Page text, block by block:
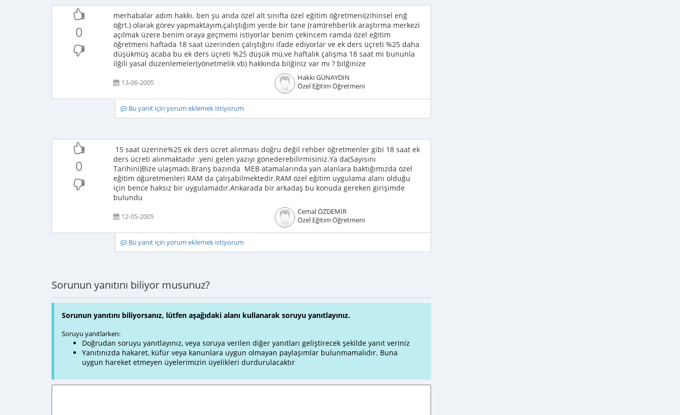
0
merhabalar adım hakkı. ben şu anda özel alt sınıfta özel eğitim öğretmeni(zihinsel enğ
öğrt.) olarak görev yapmaktayım,çalıştığım yerde bir tane (ram)rehberlik araştırma merkezi
açılmak üzere benim oraya geçmemi istiyorlar benim çekincem ramda özel eğitim
öğretmeni haftada 18 saat üzerinden çalıştığını ifade ediyorlar ve ek ders üçreti %25 daha
düşükmüş acaba bu ek ders üçreti %25 düşük mü,ve haftalık çalışma 18 saat mi bununla
ilğili yasal düzenlemeler(yönetmelik vb) hakkında bilğiniz var mı ? bilğinize
13-06-2005
Hakkı GÜNAYDIN
Özel Eğitim Öğretmeni
Bu yanıt için yorum eklemek istiyorum
0
15 saat üzerine%25 ek ders ücret alınması doğru değil rehber öğretmenler gibi 18 saat ek
ders ücreti alınmaktadır .yeni gelen yazıyı gönederebilirmisiniz.Ya da(Sayısını
Tarihini)Bize ulaşmadı.Branş bazında MEB atamalarında yan alanlara baktığımızda özel
eğitim öğüretmenleri RAM da çalışabilmektedir.RAM özel eğitim uygulama alanı olduğu
için bence haksız bir uygulamadır.Ankarada bir arkadaş bu konuda gereken girişimde
bulundu
12-05-2005
Cemal ÖZDEMİR
Özel Eğitim Öğretmeni
Bu yanıt için yorum eklemek istiyorum
Sorunun yanıtını biliyor musunuz?
Sorunun yanıtını biliyorsanız, lütfen aşağıdaki alanı kullanarak soruyu yanıtlayınız.
Soruyu yanıtlarken:
Doğrudan soruyu yanıtlayınız, veya soruya verilen diğer yanıtları geliştirecek şekilde yanıt veriniz
Yanıtınızda hakaret, küfür veya kanunlara uygun olmayan paylaşımlar bulunmamalıdır. Buna
uygun hareket etmeyen üyelerimizin üyelikleri durdurulacaktır